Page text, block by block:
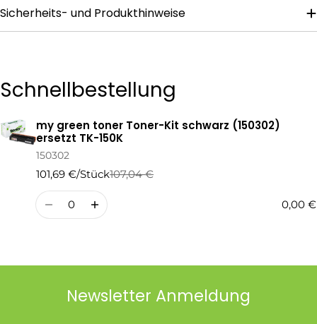
Frage Senden
Sicherheits- und Produkthinweise
Schnellbestellung
Ihr
Warenkorb
my green toner Toner-Kit schwarz (150302)
ersetzt TK-150K
150302
101,69 €/Stück
Regulärer
Preis
107,04 €
Verkaufspreis
Menge
0,00 €
Newsletter Anmeldung